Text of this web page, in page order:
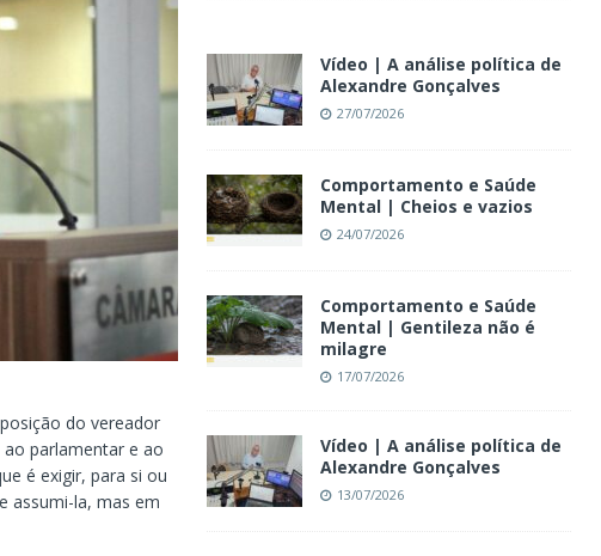
do vereador
parlamentar e ao
é exigir, para si ou
assumi-la, mas em
Vídeo | A análise política de
Alexandre Gonçalves
27/07/2026
Comportamento e Saúde
Mental | Cheios e vazios
24/07/2026
Comportamento e Saúde
Mental | Gentileza não é
milagre
17/07/2026
Vídeo | A análise política de
Alexandre Gonçalves
13/07/2026